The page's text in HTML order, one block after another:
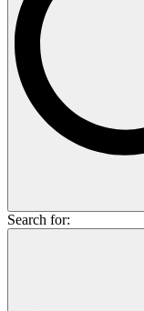
Search for: